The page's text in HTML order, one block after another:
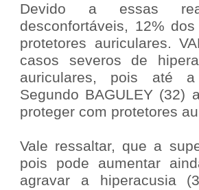
Devido a essas
desconfortáveis, 12%
protetores auriculares.
casos severos de
auriculares, pois até a
Segundo BAGULEY (32)
proteger com protetores
Vale ressaltar, que a
pois pode aumentar
agravar a hiperacusia